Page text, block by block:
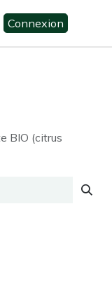
Connexion
BIO (citrus